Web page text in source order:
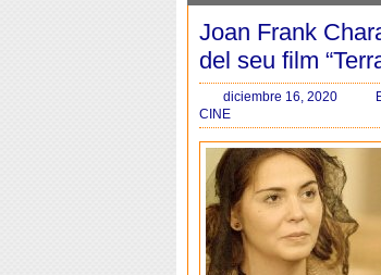
Joan Frank
del seu film
diciembre 16, 2020
CINE